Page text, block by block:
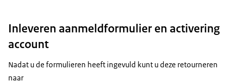
Inleveren aanmeldformulier en activering
account
Nadat u de formulieren heeft ingevuld kunt u deze retourneren
naar